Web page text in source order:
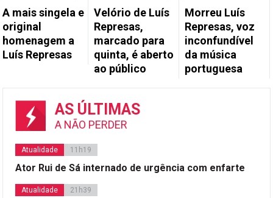
A mais singela e
original
homenagem a
Luís Represas
Velório de Luís
Represas,
marcado para
quinta, é aberto
ao público
Morreu Luís
Represas, voz
inconfundível
da música
portuguesa
AS ÚLTIMAS
A NÃO PERDER
Atualidade 11h19
Ator Rui de Sá internado de urgência com enfarte
Atualidade 21h39